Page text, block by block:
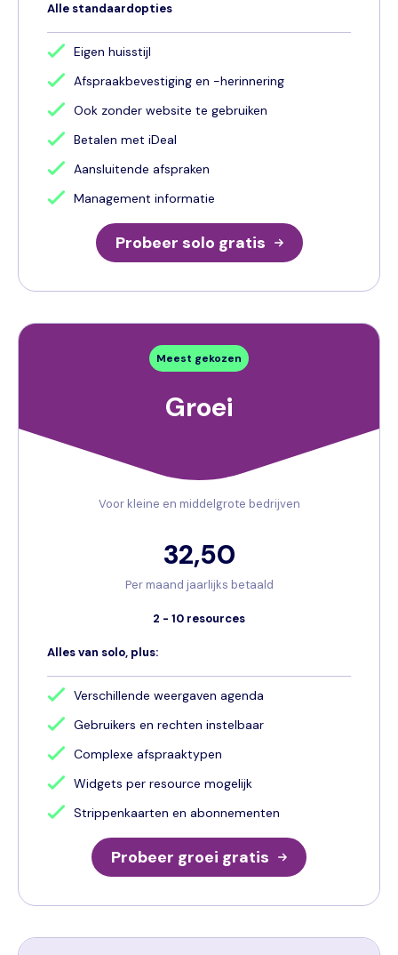
Alle standaardopties
Eigen huisstijl
Afspraakbevestiging en -herinnering
Ook zonder website te gebruiken
Betalen met iDeal
Aansluitende afspraken
Management informatie
Probeer solo gratis
Groei
Voor kleine en middelgrote bedrijven
32,50
Per maand jaarlijks betaald
2 - 10 resources
Alles van solo, plus:
Verschillende weergaven agenda
Gebruikers en rechten instelbaar
Complexe afspraaktypen
Widgets per resource mogelijk
Strippenkaarten en abonnementen
Probeer groei gratis